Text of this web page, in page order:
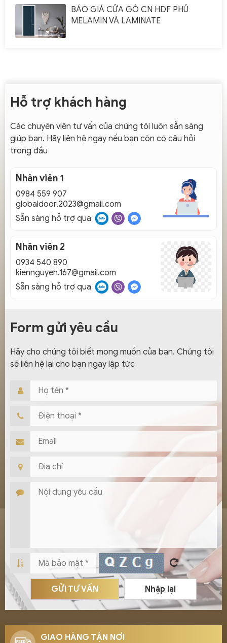
BÁO GIÁ CỬA GỖ CN HDF PHỦ
MELAMIN VÀ LAMINATE
Hỗ trợ khách hàng
Các chuyên viên tư vấn của chúng tôi luôn sẵn sàng
giúp bạn. Hãy liên hệ ngay nếu bạn còn có câu hỏi
trong đầu
Nhân viên 1
0984 559 907
globaldoor.2023@gmail.com
Sẵn sàng hỗ trợ qua
Nhân viên 2
0934 540 890
kiennguyen.167@gmail.com
Sẵn sàng hỗ trợ qua
Form gửi yêu cầu
Hãy cho chúng tôi biết mong muốn của bạn. Chúng tôi
sẽ liên hệ lại cho bạn ngay lập tức
GỬI TƯ VẤN Nhập lại
GIAO HÀNG TẬN NƠI